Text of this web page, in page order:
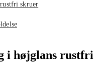
skruer
i højglans rustfri